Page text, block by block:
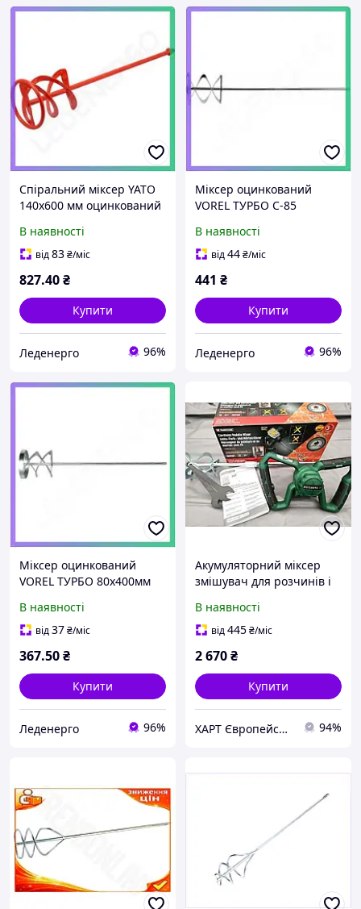
Спіральний міксер YATO
140x600 мм оцинкований
гіпсових розчинів
змішувач
В наявності
від83₴/міс
827.40₴
Купити
Леденерго 96%
Міксер оцинкований
VOREL ТУРБО C-85
будівництва змішувач
для розчинів
В наявності
від44₴/міс
441 ₴
Купити
Леденерго 96%
Міксер оцинкований
VOREL ТУРБО 80x400мм
ремонту змішувач для
розчинів
В наявності
від37₴/міс
367.50₴
Купити
Леденерго 96%
Акумуляторний міксер
змішувач для розчинів і
В наявності
від445₴/міс
2 670₴
Купити
ХАРТ Європейський Інструмент 94%